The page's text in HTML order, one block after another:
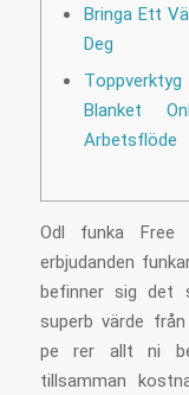
Bringa Ett
Deg
Blanket
Arbetsflöde
Odl funka Free
erbjudanden
befinner sig
superb värde
pe rer allt ni
tillsamman